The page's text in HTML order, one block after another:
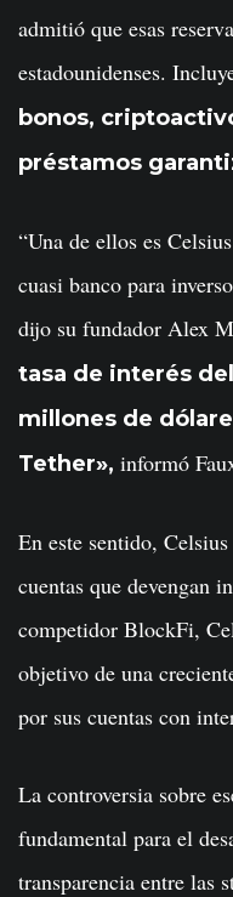
admitió que esas
estadounidenses.
bonos,
préstamos
“Una de ellos es
cuasi banco para
dijo su fundador Alex
tasa de interés
millones de
Tether», informó
En este sentido,
cuentas que devengan
competidor BlockFi,
objetivo de una
por sus cuentas con
La controversia sobre
fundamental para el
transparencia entre las